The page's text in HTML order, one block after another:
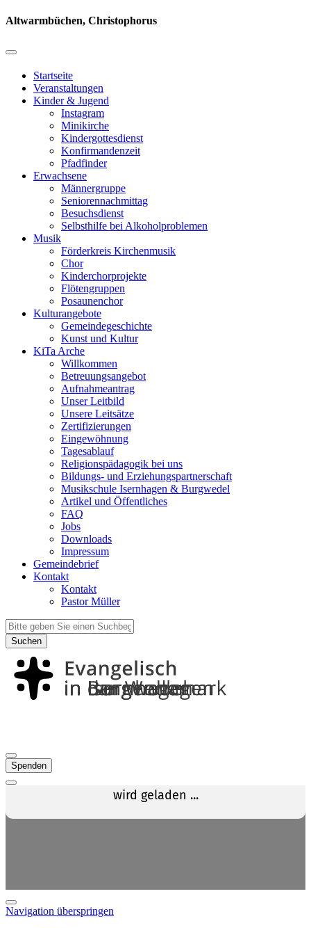
Altwarmbüchen, Christophorus
Startseite
Veranstaltungen
Kinder & Jugend
Instagram
Minikirche
Kindergottesdienst
Konfirmandenzeit
Pfadfinder
Erwachsene
Männergruppe
Seniorennachmittag
Besuchsdienst
Selbsthilfe bei Alkoholproblemen
Musik
Förderkreis Kirchenmusik
Chor
Kinderchorprojekte
Flötengruppen
Posaunenchor
Kulturangebote
Gemeindegeschichte
Kunst und Kultur
KiTa Arche
Willkommen
Betreuungsangebot
Aufnahmeantrag
Unser Leitbild
Unsere Leitsätze
Zertifizierungen
Eingewöhnung
Tagesablauf
Religionspädagogik bei uns
Bildungs- und Erziehungspartnerschaft
Musikschule Isernhagen & Burgwedel
Artikel und Öffentliches
FAQ
Jobs
Downloads
Impressum
Gemeindebrief
Kontakt
Kontakt
Pastor Müller
Suchen
Spenden
Navigation überspringen